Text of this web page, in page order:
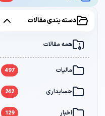
دسته بندی مقالات
همه مقالات
مالیات 497
حسابداری 242
اخبار 129